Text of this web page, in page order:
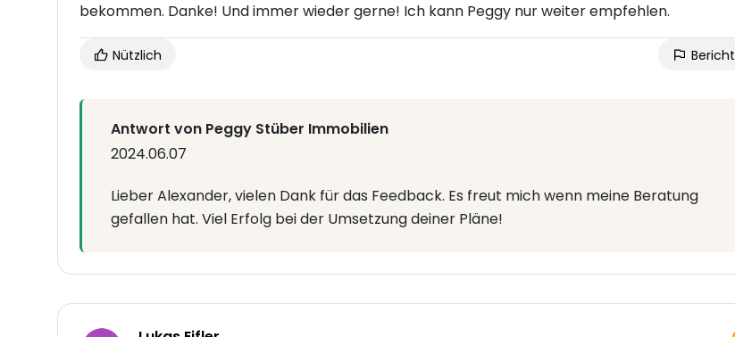
bekommen. Danke! Und immer wieder gerne! Ich kann Peggy nur weiter empfehlen.
Nützlich Bericht
Antwort von Peggy Stüber Immobilien
2024.06.07
Lieber Alexander, vielen Dank für das Feedback. Es freut mich wenn meine Beratung
gefallen hat. Viel Erfolg bei der Umsetzung deiner Pläne!